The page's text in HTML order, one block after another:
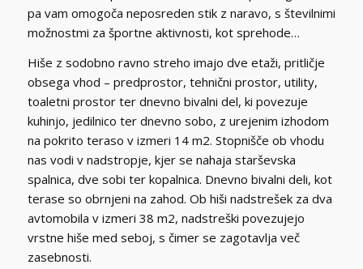
pa vam omogoča neposreden stik z naravo, s številnimi
možnostmi za športne aktivnosti, kot sprehode…
Hiše z sodobno ravno streho imajo dve etaži, pritličje
obsega vhod – predprostor, tehnični prostor, utility,
toaletni prostor ter dnevno bivalni del, ki povezuje
kuhinjo, jedilnico ter dnevno sobo, z urejenim izhodom
na pokrito teraso v izmeri 14 m2. Stopnišče ob vhodu
nas vodi v nadstropje, kjer se nahaja starševska
spalnica, dve sobi ter kopalnica. Dnevno bivalni deli, kot
terase so obrnjeni na zahod. Ob hiši nadstrešek za dva
avtomobila v izmeri 38 m2, nadstreški povezujejo
vrstne hiše med seboj, s čimer se zagotavlja več
zasebnosti.